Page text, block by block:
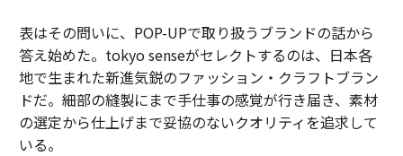
表はその問いに、POP-UPで取り扱うブランドの話から
答え始めた。tokyo senseがセレクトするのは、日本各
地で生まれた新進気鋭のファッション・クラフトブラン
ドだ。細部の縫製にまで手仕事の感覚が行き届き、素材
の選定から仕上げまで妥協のないクオリティを追求して
いる。